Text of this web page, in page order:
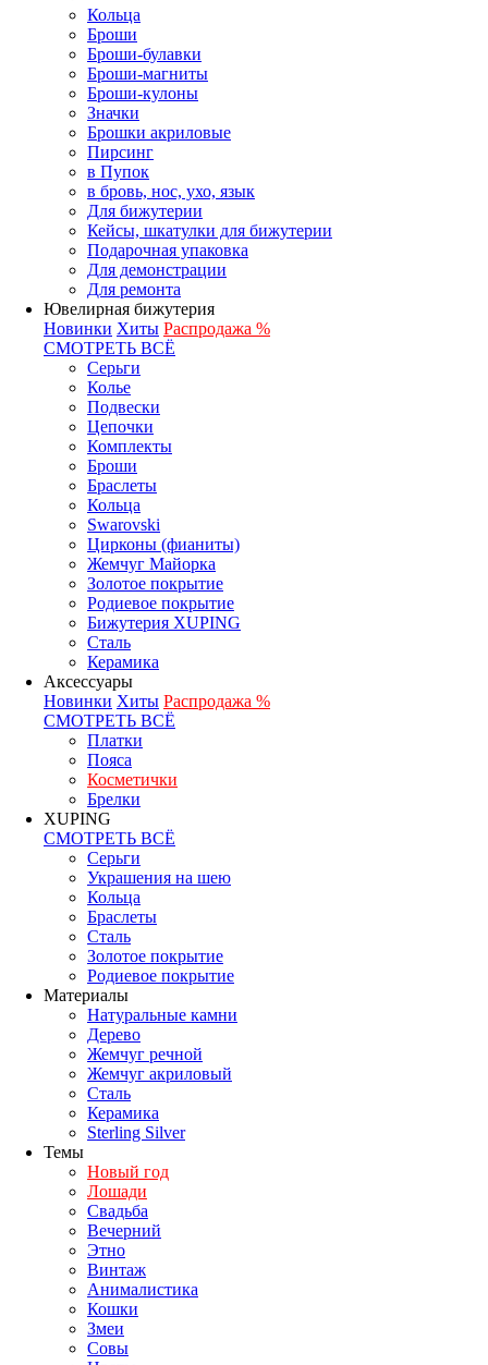
Кольца
Броши
Броши-булавки
Броши-магниты
Броши-кулоны
Значки
Брошки акриловые
Пирсинг
в Пупок
в бровь, нос, ухо, язык
Для бижутерии
Кейсы, шкатулки для бижутерии
Подарочная упаковка
Для демонстрации
Для ремонта
Ювелирная бижутерия
Новинки Хиты Распродажа %
СМОТРЕТЬ ВСЁ
Серьги
Колье
Подвески
Цепочки
Комплекты
Броши
Браслеты
Кольца
Swarovski
Цирконы (фианиты)
Жемчуг Майорка
Золотое покрытие
Родиевое покрытие
Бижутерия XUPING
Сталь
Керамика
Аксессуары
Новинки Хиты Распродажа %
СМОТРЕТЬ ВСЁ
Платки
Пояса
Косметички
Брелки
XUPING
СМОТРЕТЬ ВСЁ
Серьги
Украшения на шею
Кольца
Браслеты
Сталь
Золотое покрытие
Родиевое покрытие
Материалы
Натуральные камни
Дерево
Жемчуг речной
Жемчуг акриловый
Сталь
Керамика
Sterling Silver
Темы
Новый год
Лошади
Свадьба
Вечерний
Этно
Винтаж
Анималистика
Кошки
Змеи
Совы